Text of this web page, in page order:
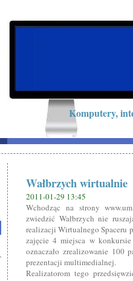
Komputery,
Wałbrzych wirtualnie
2011-01-29 13:45
Wchodząc na strony
zwiedzić Wałbrzych nie
realizacji Wirtualnego Spaceru
zajęcie 4 miejsca w
oznaczało zrealizowanie 100
prezentacji multimedialnej.
Realizatorom tego